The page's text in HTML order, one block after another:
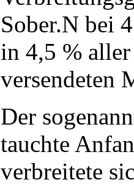
Sober.N bei
in 4,5 %
versendeten
Der
tauchte
verbreitete